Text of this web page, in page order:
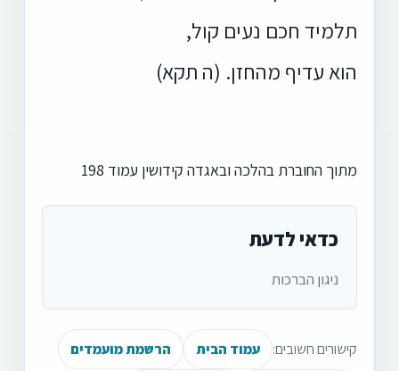
תלמיד חכם נעים קול,
הוא עדיף מהחזן. (ה תקא)
מתוך החוברת בהלכה ובאגדה קידושין עמוד 198
כדאי לדעת
ניגון הברכות
קישורים חשובים: עמוד הבית הרשמת מועמדים